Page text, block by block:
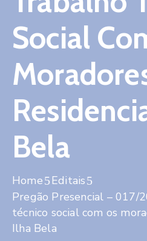
Social
Bela
Home
Editais
Pregão Presencial – 017/
técnico social com os
Ilha Bela